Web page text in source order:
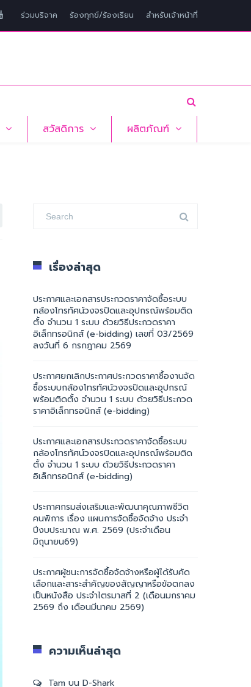
ร่วมบริจาค ร้องทุกข์/ร้องเรียน สำหรับเจ้าหน้าที่
สวัสดิการ ผลิตภัณฑ์
เรื่องล่าสุด
ประกาศและเอกสารประกวดราคาจัดซื้อระบบ
กล้องโทรทัศน์วงจรปิดและอุปกรณ์พร้อมติด
ตั้ง จำนวน 1 ระบบ ด้วยวิธีประกวดราคา
อิเล็กทรอนิกส์ (e-bidding) เลขที่ 03/2569
ลงวันที่ 6 กรกฎาคม 2569
ประกาศยกเลิกประกาศประกวดราคาซื้องานจัด
ซื้อระบบกล้องโทรทัศน์วงจรปิดและอุปกรณ์
พร้อมติดตั้ง จำนวน 1 ระบบ ด้วยวิธีประกวด
ราคาอิเล็กทรอนิกส์ (e-bidding)
ประกาศและเอกสารประกวดราคาจัดซื้อระบบ
กล้องโทรทัศน์วงจรปิดและอุปกรณ์พร้อมติด
ตั้ง จำนวน 1 ระบบ ด้วยวิธีประกวดราคา
อิเล็กทรอนิกส์ (e-bidding)
ประกาศกรมส่งเสริมและพัฒนาคุณภาพชีวิต
คนพิการ เรื่อง แผนการจัดซื้อจัดจ้าง ประจำ
ปีงบประมาณ พ.ศ. 2569 (ประจำเดือน
มิถุนายน69)
ประกาศผู้ชนะการจัดซื้อจัดจ้างหรือผู้ได้รับคัด
เลือกและสาระสำคัญของสัญญาหรือข้อตกลง
เป็นหนังสือ ประจำไตรมาสที่ 2 (เดือนมกราคม
2569 ถึง เดือนมีนาคม 2569)
ความเห็นล่าสุด
Tam บน D-Shark